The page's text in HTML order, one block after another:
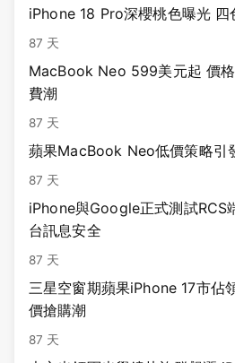
iPhone 18 Pro深櫻桃色曝光 四
87 天
MacBook Neo 599美元起 價
費潮
87 天
蘋果MacBook Neo低價策略引
87 天
iPhone與Google正式測試RCS
台訊息安全
87 天
三星空窗期蘋果iPhone 17市
價搶購潮
87 天